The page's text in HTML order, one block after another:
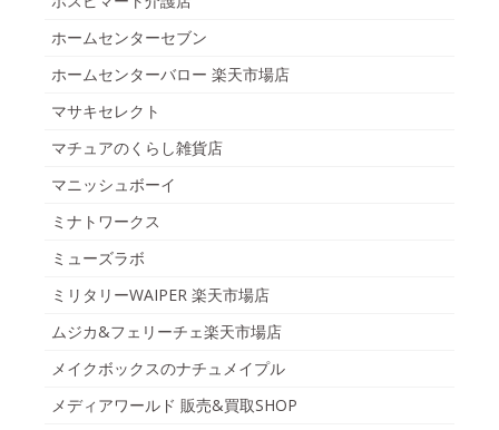
ホームセンターセブン
ホームセンターバロー 楽天市場店
マサキセレクト
マチュアのくらし雑貨店
マニッシュボーイ
ミナトワークス
ミューズラボ
ミリタリーWAIPER 楽天市場店
ムジカ&フェリーチェ楽天市場店
メイクボックスのナチュメイプル
メディアワールド 販売&買取SHOP